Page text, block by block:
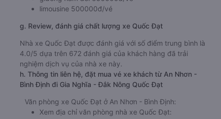
limousine 500000đ/vé
g. Review, đánh giá chất lượng xe Quốc Đạt
Nhà xe Quốc Đạt được đánh giá với số điểm trung bình là
4.0/5 dựa trên 672 đánh giá của khách hàng đã trải
nghiệm dịch vụ của nhà xe này.
h. Thông tin liên hệ, đặt mua vé xe khách từ An Nhơn -
Bình Định đi Gia Nghĩa - Đắk Nông Quốc Đạt
Văn phòng xe Quốc Đạt ở An Nhơn - Bình Định:
Xem địa chỉ văn phòng nhà xe Quốc Đạt: